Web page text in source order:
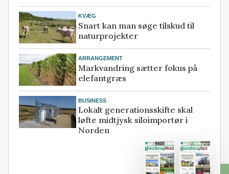
KVÆG
Snart kan man søge tilskud til
naturprojekter
ARRANGEMENT
Markvandring sætter fokus på
elefantgræs
BUSINESS
Lokalt generationsskifte skal
løfte midtjysk siloimportør i
Norden